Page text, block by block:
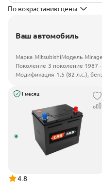
По возрастанию цены
Ваш автомобиль
Марка MitsubishiМодель Mirage
Поколение 3 поколение 1987
Модификация 1.5 (82 л.с.),
1 месяц
4.8